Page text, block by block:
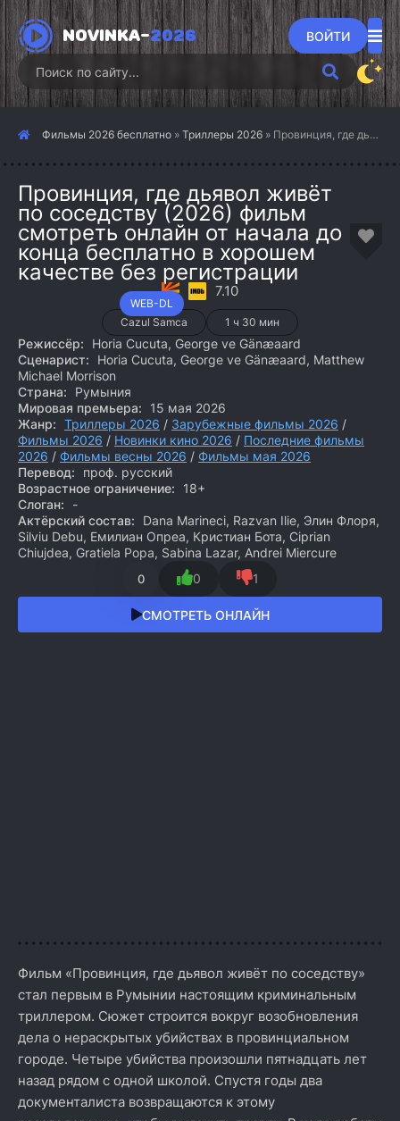
NOVINKA-2026 ВОЙТИ
Фильмы 2026 бесплатно » Триллеры 2026 » Провинция, где дьявол живёт по соседству (2026)
Провинция, где дьявол живёт
по соседству (2026) фильм
смотреть онлайн от начала до
конца бесплатно в хорошем
качестве без регистрации
WEB-DL
7.10
Cazul Samca 1 ч 30 мин
Режиссёр:
Horia Cucuta, George ve Gänæaard
Сценарист:
Horia Cucuta, George ve Gänæaard, Matthew
Michael Morrison
Страна:
Румыния
Мировая премьера:
15 мая 2026
Жанр: Триллеры 2026 / Зарубежные фильмы 2026 /
Фильмы 2026 / Новинки кино 2026 / Последние фильмы
2026 / Фильмы весны 2026 / Фильмы мая 2026
Перевод:
проф. русский
Возрастное ограничение:
18+
Слоган:
-
Актёрский состав:
Dana Marineci, Razvan Ilie, Элин Флоря,
Silviu Debu, Емилиан Опреа, Кристиан Бота, Ciprian
Chiujdea, Gratiela Popa, Sabina Lazar, Andrei Miercure
0 0 1
СМОТРЕТЬ ОНЛАЙН
Фильм «Провинция, где дьявол живёт по соседству»
стал первым в Румынии настоящим криминальным
триллером. Сюжет строится вокруг возобновления
дела о нераскрытых убийствах в провинциальном
городе. Четыре убийства произошли пятнадцать лет
назад рядом с одной школой. Спустя годы два
документалиста возвращаются к этому